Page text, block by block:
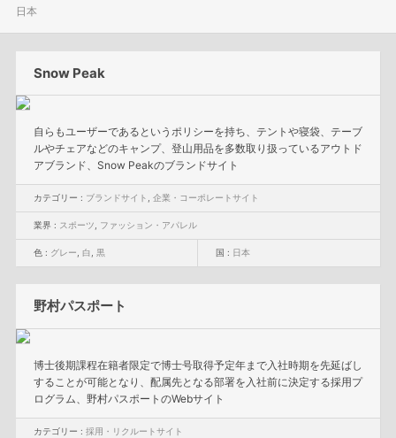
日本
Snow Peak
自らもユーザーであるというポリシーを持ち、テントや寝袋、テーブ
ルやチェアなどのキャンプ、登山用品を多数取り扱っているアウトド
アブランド、Snow Peakのブランドサイト
カテゴリー : ブランドサイト 企業・コーポレートサイト
業界 : スポーツ ファッション・アパレル
色 : グレー 白 黒 国 : 日本
野村パスポート
博士後期課程在籍者限定で博士号取得予定年まで入社時期を先延ばし
することが可能となり、配属先となる部署を入社前に決定する採用プ
ログラム、野村パスポートのWebサイト
カテゴリー : 採用・リクルートサイト